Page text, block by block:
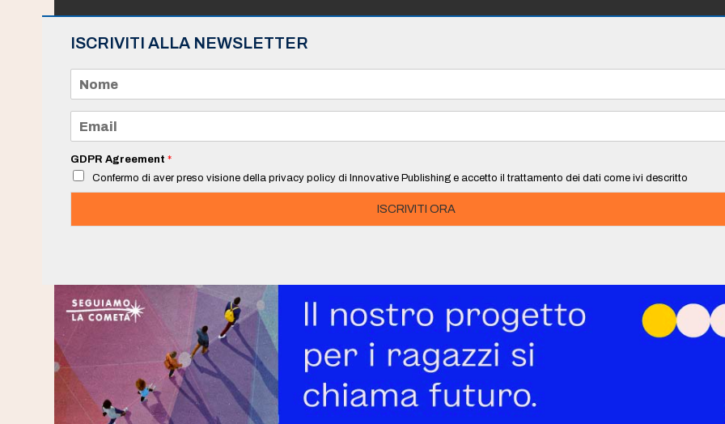
ISCRIVITI ALLA NEWSLETTER
m
e
a
i
*
GDPR Agreement *
Confermo di aver preso visione della privacy policy di Innovative Publishing e accetto il trattamento dei dati come ivi descritto
ISCRIVITI ORA